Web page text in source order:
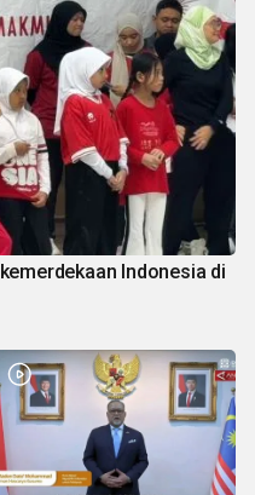
Indonesia di